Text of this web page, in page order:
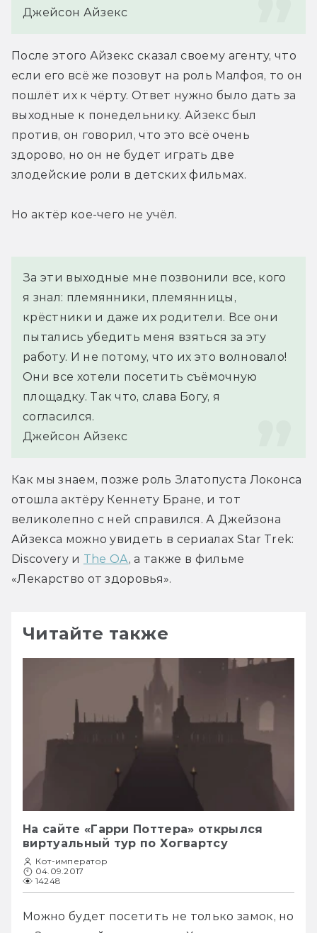
Джейсон Айзекс
После этого Айзекс сказал своему агенту, что
если его всё же позовут на роль Малфоя, то он
пошлёт их к чёрту. Ответ нужно было дать за
выходные к понедельнику. Айзекс был
против, он говорил, что это всё очень
здорово, но он не будет играть две
злодейские роли в детских фильмах.
Но актёр кое-чего не учёл.
За эти выходные мне позвонили все, кого
я знал: племянники, племянницы,
крёстники и даже их родители. Все они
пытались убедить меня взяться за эту
работу. И не потому, что их это волновало!
Они все хотели посетить съёмочную
площадку. Так что, слава Богу, я
согласился.
Джейсон Айзекс
Как мы знаем, позже роль Златопуста Локонса
отошла актёру Кеннету Бране, и тот
великолепно с ней справился. А Джейзона
Айзекса можно увидеть в сериалах Star Trek:
Discovery и The OA, а также в фильме
«Лекарство от здоровья».
Читайте также
На сайте «Гарри Поттера» открылся
виртуальный тур по Хогвартсу
Кот-император
04.09.2017
14248
Можно будет посетить не только замок, но